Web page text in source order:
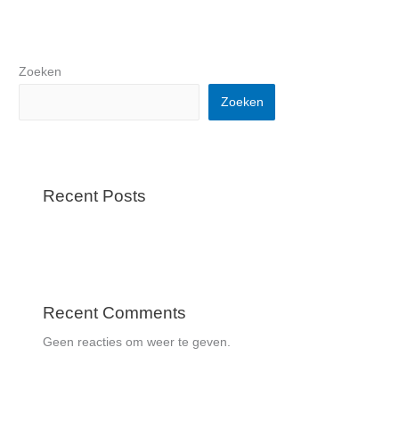
Zoeken
Zoeken
Recent Posts
Recent Comments
Geen reacties om weer te geven.